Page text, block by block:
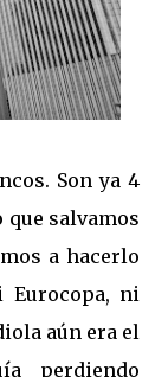
Son ya 4
que salvamos
a hacerlo
Eurocopa, ni
aún era el
perdiendo